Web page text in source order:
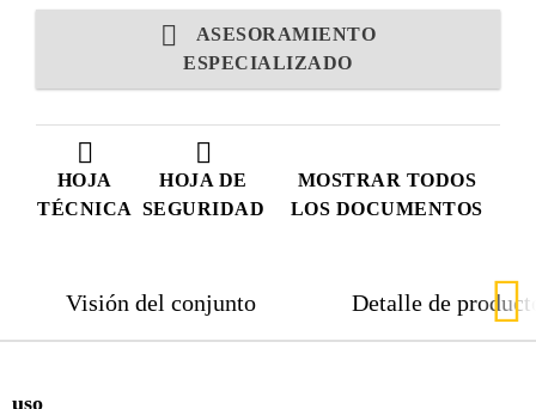
HOJA
TÉCNICA
HOJA DE
SEGURIDAD
MOSTRAR TODOS
LOS DOCUMENTOS
ASESORAMIENTO
ESPECIALIZADO
Visión del conjunto Detalle de
uso